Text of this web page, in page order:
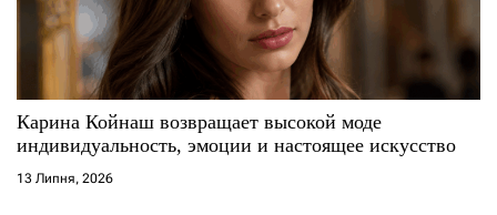
с
і
Карина Койнаш возвращает высокой моде
индивидуальность, эмоции и настоящее искусство
13 Липня, 2026